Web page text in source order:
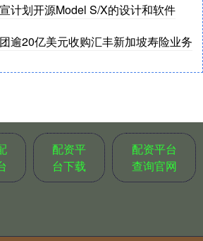
计划开源Model S/X的设计和软件
逾20亿美元收购汇丰新加坡寿险业务
配资平
台下载
配资平台
查询官网